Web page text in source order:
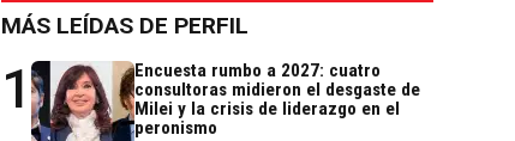
MÁS LEÍDAS DE PERFIL
1
Encuesta rumbo a 2027: cuatro
consultoras midieron el desgaste de
Milei y la crisis de liderazgo en el
peronismo